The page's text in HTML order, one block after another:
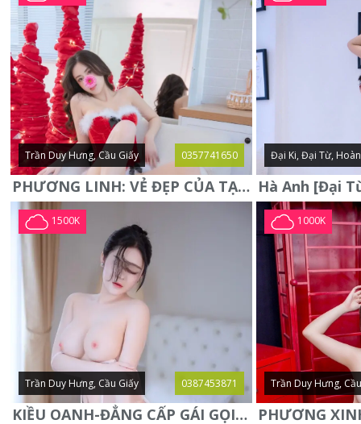
Trần Duy Hưng, Cầu Giấy 0357741650
PHƯƠNG LINH: VẺ ĐẸP CỦA TẠO HÓA, XINH ĐẸP, SEXY, QUYỄN RŨ
Đại Ki, Đại Từ,
1500K
Trần Duy Hưng, Cầu Giấy 0387453871
KIỀU OANH-ĐẲNG CẤP GÁI GỌI XINH SANG-NGOAN NGOÃN
1000K
Trần Duy Hưng,